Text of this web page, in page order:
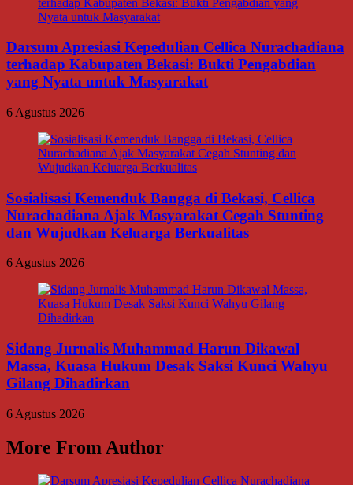
Darsum Apresiasi Kepedulian Cellica Nurachadiana
terhadap Kabupaten Bekasi: Bukti Pengabdian
yang Nyata untuk Masyarakat
6 Agustus 2026
Sosialisasi Kemenduk Bangga di Bekasi, Cellica
Nurachadiana Ajak Masyarakat Cegah Stunting
dan Wujudkan Keluarga Berkualitas
6 Agustus 2026
Sidang Jurnalis Muhammad Harun Dikawal
Massa, Kuasa Hukum Desak Saksi Kunci Wahyu
Gilang Dihadirkan
6 Agustus 2026
More From Author